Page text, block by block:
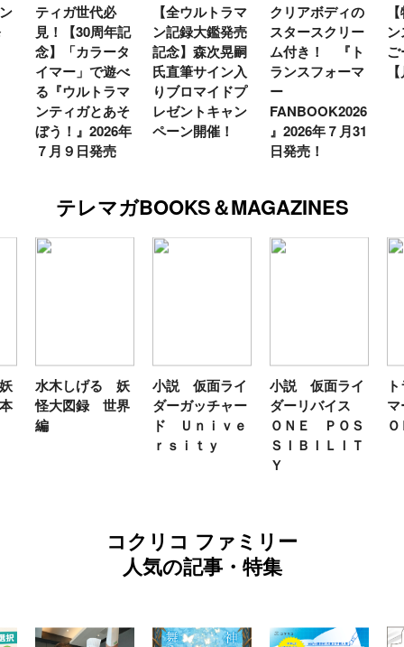
ティガ世代必
見！【30周年記
念】「カラータ
イマー」で遊べ
る『ウルトラマ
ンティガとあそ
ぼう！』2026年
７月９日発売
【全ウルトラマ
ン記録大鑑発売
記念】森次晃嗣
氏直筆サイン入
りブロマイドプ
レゼントキャン
ペーン開催！
クリアボディの
スタースクリー
ム付き！ 『ト
ランスフォーマ
ー
FANBOOK2026
』2026年７月31
日発売！
テレマガBOOKS＆MAGAZINES
水木しげる 妖
怪大図録 世界
編
小説 仮面ライ
ダーガッチャー
ド Ｕｎｉｖｅ
ｒｓｉｔｙ
小説 仮面ライ
ダーリバイス
ＯＮＥ ＰＯＳ
ＳＩＢＩＬＩＴ
Ｙ
コクリコ ファミリー
人気の記事・特集